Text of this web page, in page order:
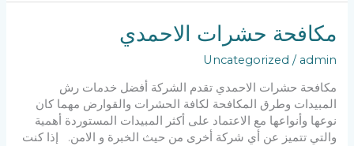
مكافحة حشرات الاحمدي
Uncategorized / admin
مكافحة حشرات الاحمدي تقدم الشركة أفضل خدمات رش
المبيدات وطرق المكافحة لكافة الحشرات والقوارض مهما كان
نوعها وأنواعها مع الاعتماد على أكثر المبيدات المستوردة أهمية
والتي تتميز عن أي شركة أخرى من حيث الخبرة و الامن. إذا كنت